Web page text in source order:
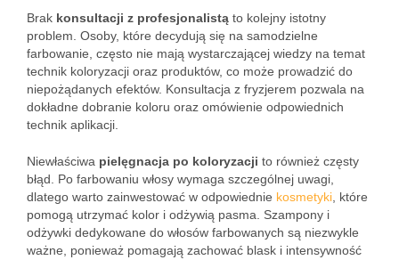
Brak konsultacji z profesjonalistą to kolejny istotny
problem. Osoby, które decydują się na samodzielne
farbowanie, często nie mają wystarczającej wiedzy na temat
technik koloryzacji oraz produktów, co może prowadzić do
niepożądanych efektów. Konsultacja z fryzjerem pozwala na
dokładne dobranie koloru oraz omówienie odpowiednich
technik aplikacji.
Niewłaściwa pielęgnacja po koloryzacji to również częsty
błąd. Po farbowaniu włosy wymaga szczególnej uwagi,
dlatego warto zainwestować w odpowiednie kosmetyki , które
pomogą utrzymać kolor i odżywią pasma. Szampony i
odżywki dedykowane do włosów farbowanych są niezwykle
ważne, ponieważ pomagają zachować blask i intensywność